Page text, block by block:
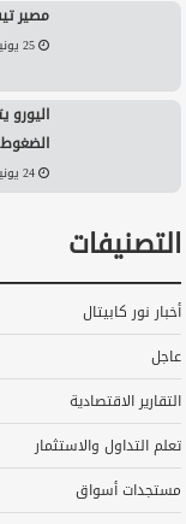
مصير
25 يونيو, 2026 8:11 م
الضغوط
24 يونيو, 2026 11:28 م
التصنيفات
أخبار نور كابيتال
عاجل
التقارير الاقتصادية
تعلم التداول والاستثمار
مستجدات أسواق